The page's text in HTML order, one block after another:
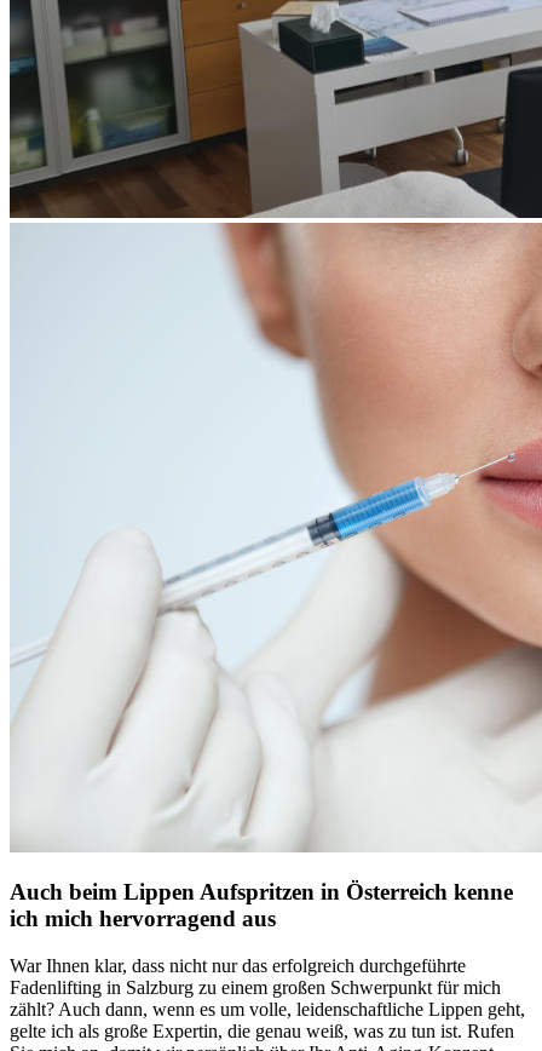
Auch beim Lippen Aufspritzen in Österreich kenne
ich mich hervorragend aus
War Ihnen klar, dass nicht nur das erfolgreich durchgeführte
Fadenlifting in Salzburg zu einem großen Schwerpunkt für mich
zählt? Auch dann, wenn es um volle, leidenschaftliche Lippen geht,
gelte ich als große Expertin, die genau weiß, was zu tun ist. Rufen